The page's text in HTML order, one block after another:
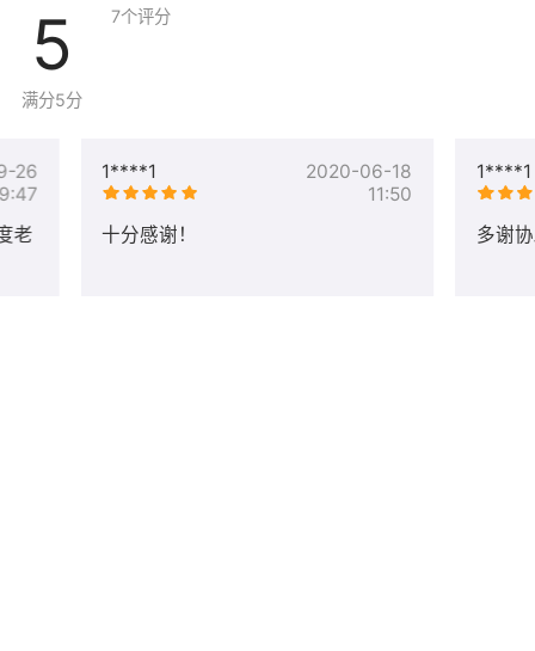
漏洞修复：
1、服务器漏洞修复。
6-10
个
800
元
5
满分5分
7个评分
1****1
2020-06-18
11:50
十分感谢！
1****1
多谢
26
老